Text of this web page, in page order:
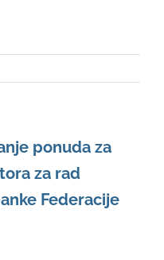
ponuda za
za rad
Federacije